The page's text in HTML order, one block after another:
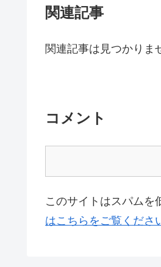
関連記事
関連記事は見つかりま
コメント
このサイトはスパムを
はこちらをご覧くださ